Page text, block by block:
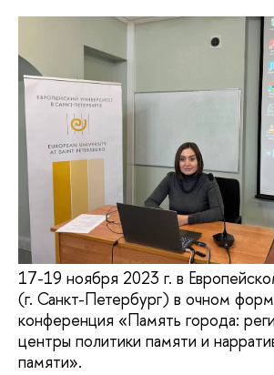
17-19 ноября 2023 г. в
(г. Санкт-Петербург) в очном
конференция «Память города:
центры политики памяти и
памяти».